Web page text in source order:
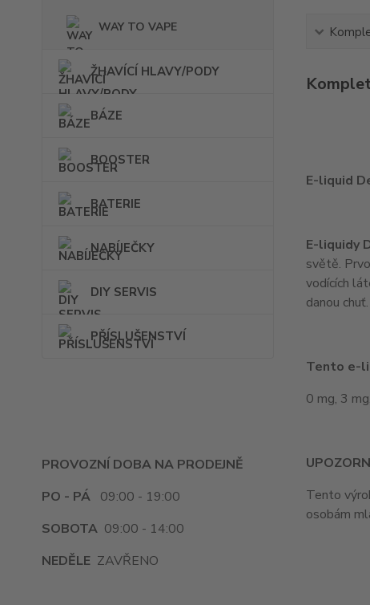
WAY TO VAPE
ŽHAVÍCÍ HLAVY/PODY
BÁZE
BOOSTER
BATERIE
NABÍJEČKY
DIY SERVIS
PŘÍSLUŠENSTVÍ
PROVOZNÍ DOBA NA PRODEJNĚ
PO - PÁ 09:00 - 19:00
SOBOTA 09:00 - 14:00
NEDĚLE ZAVŘENO
E-liquid
E-liquidy
světě.
vodících
danou chuť.
Tento e-
0 mg, 3
Tento
osobám